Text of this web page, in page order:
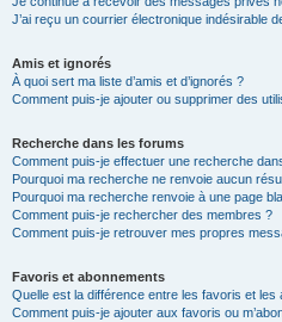
J’ai reçu un courrier électronique indésirable
Amis et ignorés
À quoi sert ma liste d’amis et d’ignorés ?
Comment puis-je ajouter ou supprimer des
Recherche dans les forums
Comment puis-je effectuer une recherche
Pourquoi ma recherche ne renvoie aucun
Pourquoi ma recherche renvoie à une page
Comment puis-je rechercher des membres ?
Comment puis-je retrouver mes propres
Favoris et abonnements
Quelle est la différence entre les favoris et les
Comment puis-je ajouter aux favoris ou